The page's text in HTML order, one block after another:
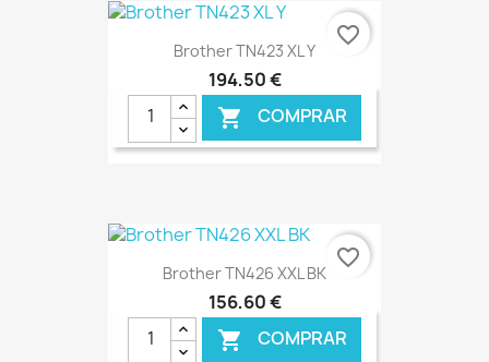
€ ONLINE
Brother TN423 XL Y
194,50 €
 COMPRAR
€ ONLINE
favorite_border
Brother TN426 XXL BK
156,60 €
 COMPRAR
favorite_border